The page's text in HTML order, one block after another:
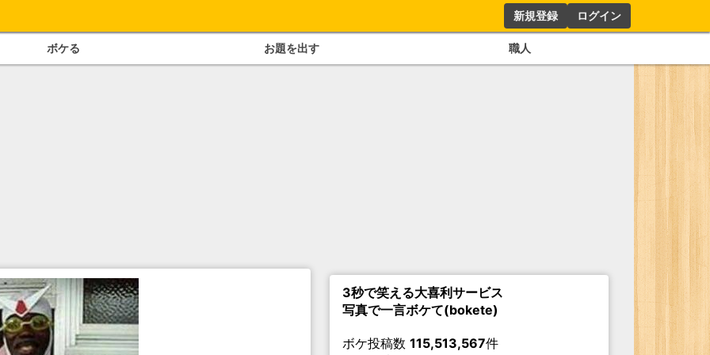
新規登録 ログイン
ボケる お題を出す 職人
3秒で笑える大喜利サービス
写真で一言ボケて(bokete)
ボケ投稿数 115,513,567件